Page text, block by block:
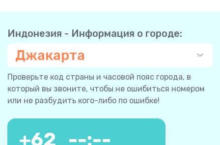
Индонезия - Информация о городе:
Джакарта
Проверьте код страны и часовой пояс города, в
который вы звоните, чтобы не ошибиться номером
или не разбудить кого-либо по ошибке!
+62 --:--